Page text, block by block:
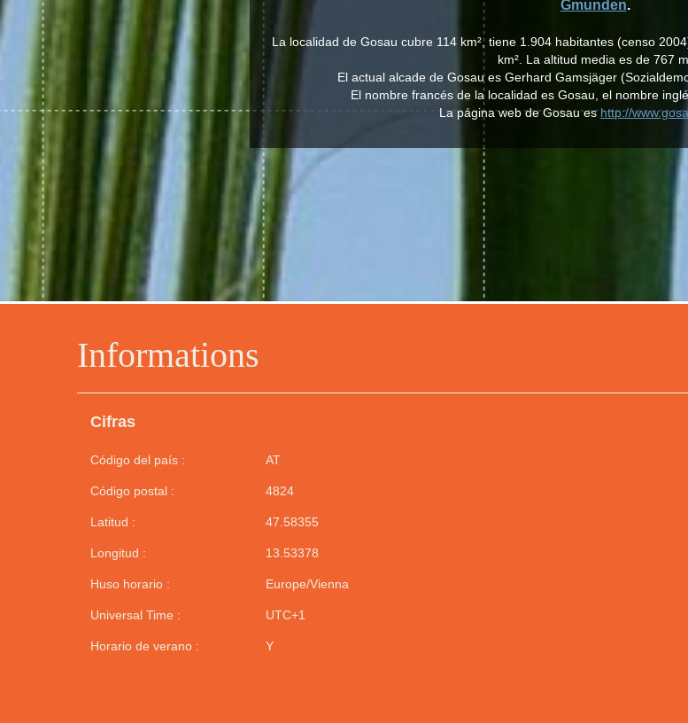
Informations
Cifras
Código del país : AT
Código postal : 4824
Latitud : 47.58355
Longitud : 13.53378
Huso horario : Europe/Vienna
Universal Time : UTC+1
Horario de verano : Y
Gmunden.
La localidad de Gosau cubre 114 km², tiene 1.904 habitantes (censo
km². La altitud media es de 767 m.
El actual alcade de Gosau es Gerhard Gamsjäger
El nombre francés de la localidad es Gosau, el nombre
La página web de Gosau eshttp://